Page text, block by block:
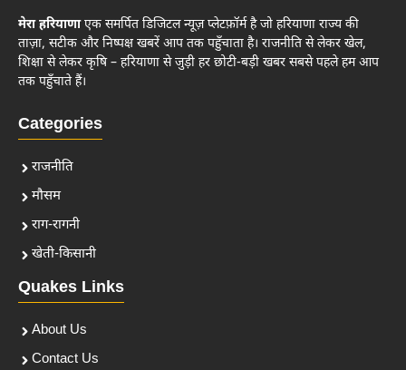
मेरा हरियाणाएक समर्पित डिजिटल न्यूज़ प्लेटफ़ॉर्म है जो हरियाणा राज्य की
ताज़ा, सटीक और निष्पक्ष खबरें आप तक पहुँचाता है। राजनीति से लेकर खेल,
शिक्षा से लेकर कृषि – हरियाणा से जुड़ी हर छोटी-बड़ी खबर सबसे पहले हम आप
तक पहुँचाते हैं।
Categories
राजनीति
मौसम
राग-रागनी
खेती-किसानी
Quakes Links
About Us
Contact Us